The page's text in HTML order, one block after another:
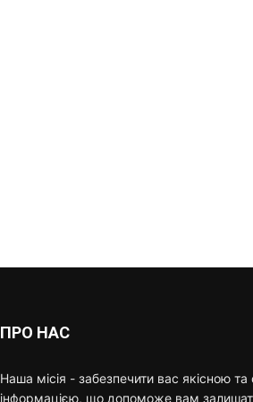
ПРО НАС
Наша місія - забезпечити вас якісною
інформацією, що допоможе вам